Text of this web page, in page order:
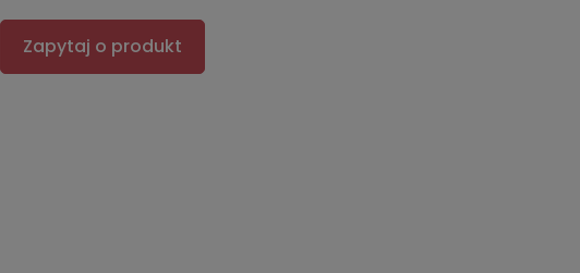
Zapytaj o produkt